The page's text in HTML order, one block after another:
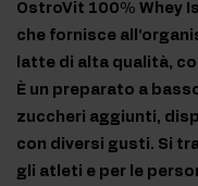
OstroVit 100% Whey
che fornisce
latte di alta qualità,
È un preparato a
zuccheri aggiunti,
con diversi gusti. Si
gli atleti e per le